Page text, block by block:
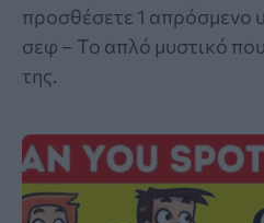
προσθέσετε 1 απρόσμενο
σεφ – Το απλό μυστικό
της.